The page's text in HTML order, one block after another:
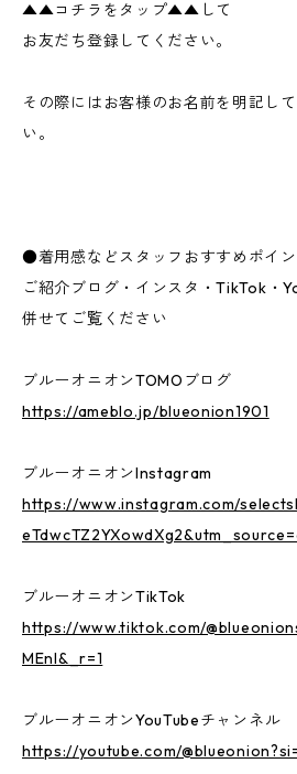
▲▲コチラをタップ▲▲して
お友だち登録してください。
その際にはお客様のお名前を明記し
い。
●着用感などスタッフおすすめポイ
ご紹介ブログ・インスタ・TikTok・
併せてご覧ください
ブルーオニオンTOMOブログ
https://ameblo.jp/blueonion1901
ブルーオニオンInstagram
https://www.instagram.com/
ブルーオニオンTikTok
https://www.tiktok.com/
MEnI&_r=1
ブルーオニオンYouTubeチャンネル
https://youtube.com/